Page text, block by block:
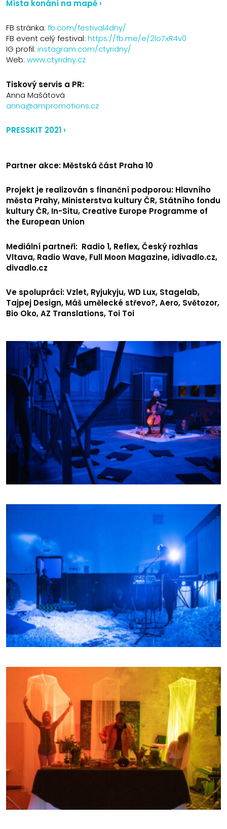
Místa konání na mapě ›
FB stránka: fb.com/festival4dny/
FB event celý festival: https://fb.me/e/2lo7xR4v0
IG profil: instagram.com/ctyridny/
Web: www.ctyridny.cz
Tiskový servis a PR:
Anna Mašátová
anna@ampromotions.cz
PRESSKIT 2021 ›
Partner akce: Městská část Praha 10
Projekt je realizován s finanční podporou: Hlavního
města Prahy, Ministerstva kultury ČR, Státního fondu
kultury ČR, In-Situ, Creative Europe Programme of
the European Union
Mediální partneři: Radio 1, Reflex, Český rozhlas
Vltava, Radio Wave, Full Moon Magazine, idivadlo.cz,
divadlo.cz
Ve spolupráci: Vzlet, Ryjukyju, WD Lux, Stagelab,
Tajpej Design, Máš umělecké střevo?, Aero, Světozor,
Bio Oko, AZ Translations, Toi Toi